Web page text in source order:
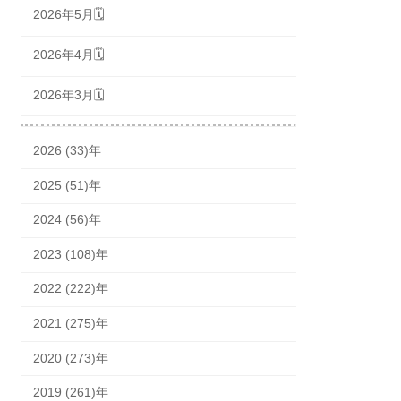
2026年5月🗓
2026年4月🗓
2026年3月🗓
2026 (33)年
2025 (51)年
2024 (56)年
2023 (108)年
2022 (222)年
2021 (275)年
2020 (273)年
2019 (261)年